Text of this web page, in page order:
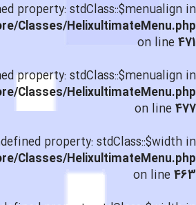
property: stdClass::$menualign in
Classes/HelixultimateMenu.php
on line471
property: stdClass::$menualign in
Classes/HelixultimateMenu.php
on line477
property: stdClass::$width in
Classes/HelixultimateMenu.php
on line463